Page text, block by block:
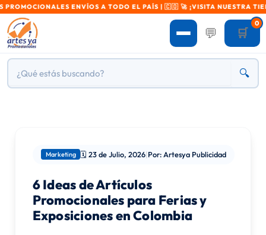
ENVÍOS A TODO EL PAÍS | 🇨🇴 🚀 ¡VISITA NUESTRA TIENDA!
💬 🛒
0
🔍
Marketing 🗓️ 23 de Julio, 2026|Por: Artesya Publicidad
6 Ideas de Artículos
Promocionales para Ferias y
Exposiciones en Colombia